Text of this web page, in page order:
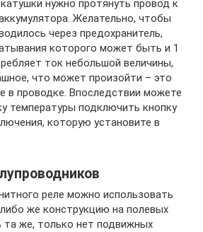
нужно протянуть провод к
Желательно, чтобы
через предохранитель,
которого может быть и 1
ток небольшой величины,
что может произойти – это
в проводке. Впоследствии можете
температуры подключить кнопку
которую установите в
реле можно использовать
же конструкцию на полевых
та же, только нет подвижных